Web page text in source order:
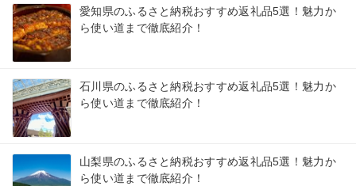
愛知県のふるさと納税おすすめ返礼品5選！魅力か
ら使い道まで徹底紹介！
石川県のふるさと納税おすすめ返礼品5選！魅力か
ら使い道まで徹底紹介！
山梨県のふるさと納税おすすめ返礼品5選！魅力か
ら使い道まで徹底紹介！